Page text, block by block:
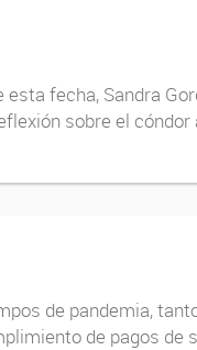
fecha, Sandra
sobre el
de pandemia,
de pagos